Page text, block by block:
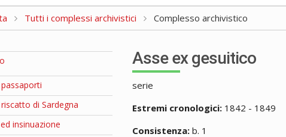
Tutti i complessi archivistici Complesso archivistico
di Sardegna
insinuazione
Asse ex gesuitico
serie
Estremi cronologici: 1842 - 1849
Consistenza: b. 1